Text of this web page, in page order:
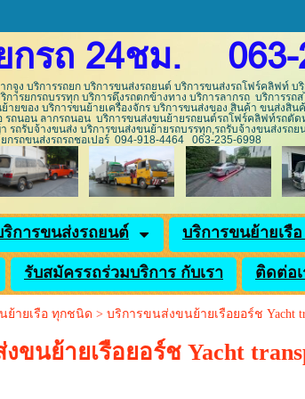
กรถ 24ชม. 063-
กจูง บริการรถยก บริการขนส่งรถยนต์ บริการขนส่งรถโฟร์คลิฟท์
การยกรถบรรทุก บริการดึงรถตกข้างทาง บริการลากรถ บริการร
ายของ บริการขนย้ายเครื่องจักร บริการขนส่งของ สินค้า ขนส่งสิ
อ รถนอน ลากรถนอน บริการขนส่งขนย้ายรถยนต์รถโฟร์คลิฟท์รถตั
รถรับจ้างขนส่ง บริการขนส่งขนย้ายรถบรรทุก,รถรับจ้างขนส่งรถ
ยกรถขนส่งรถรถชอเปอร์ 094-918-4464 063-
การขนส่งรถยนต์
บริการขนย้ายเรื
รับสมัครรถร่วมบริการ กับเรา ติดต่อ
ย้ายเรือ ทุกชนิด > บริการขนส่งขนย้ายเรือยอร์ช Yacht
ขนย้ายเรือยอร์ช Yacht